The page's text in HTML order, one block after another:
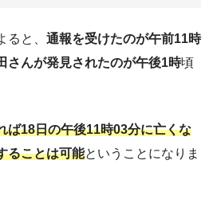
と、 通報を受けたのが午前11時
さんが発見されたのが午後1時頃
ば18日の午後11時03分に亡くな
ることは可能ということになりま